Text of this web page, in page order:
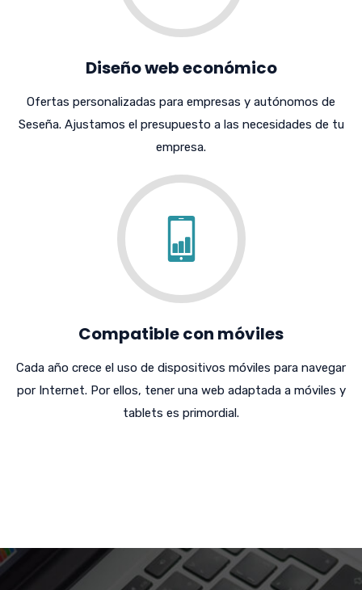
Diseño web económico
Ofertas personalizadas para empresas y autónomos de
Seseña. Ajustamos el presupuesto a las necesidades de tu
empresa.
Compatible con móviles
Cada año crece el uso de dispositivos móviles para navegar
por Internet. Por ellos, tener una web adaptada a móviles y
tablets es primordial.